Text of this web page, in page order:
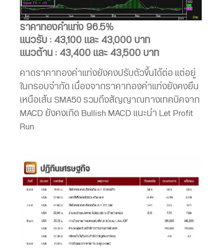
ราคาทองคำแท่ง 96.5%
แนวรับ : 43,100 และ 43,000 บาท
แนวต้าน : 43,400 และ 43,500 บาท
คาดราคาทองคำแท่งยังคงปรับตัวขึ้นได้ต่อ แต่อยู่
ในกรอบจำกัด เนื่องจากราคาทองคำแท่งยังคงยืน
เหนือเส้น SMA50 รวมถึงสัญญาณทางเทคนิคจาก
MACD ยังคงเกิด Bullish MACD แนะนำ Let Profit
Run